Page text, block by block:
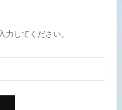
力してください。